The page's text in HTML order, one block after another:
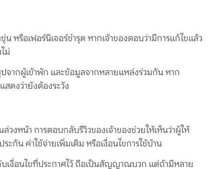
หรือเฟอร์นิเจอร์ชำรุด หากเจ้าของตอบว่ามีการแก้ไขแล้ว
ม่
จากผู้เข้าพัก และข้อมูลจากหลายแหล่งร่วมกัน หาก
สดงว่ายังต้องระวัง
งหน้า การตอบกลับรีวิวของเจ้าของช่วยให้เห็นว่าผู้ให้
ะกัน ค่าใช้จ่ายเพิ่มเติม หรือเงื่อนไขการใช้บ้าน
เงื่อนไขที่ประกาศไว้ ถือเป็นสัญญาณบวก แต่ถ้ามีหลาย